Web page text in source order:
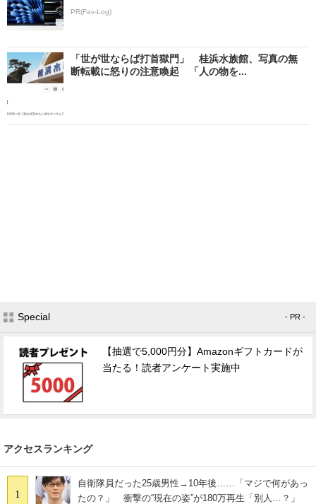
PR(Fav-Log)
「世が世ならば打首獄門」 桂浜水族館、写真の無
断転載に怒りの注意喚起 「人の物を...
Special - PR -
【抽選で5,000円分】Amazonギフトカードが
当たる！読者アンケート実施中
アクセスランキング
1
自衛隊員だった25歳男性→10年後……「マジで何があっ
たの？」 衝撃の“現在の姿”が180万再生「別人…？」